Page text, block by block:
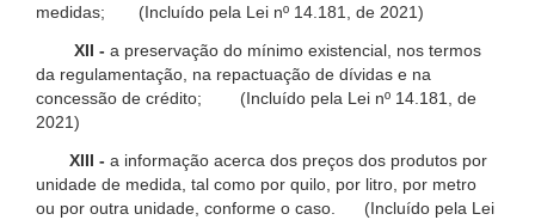
medidas; (Incluído pela Lei nº 14.181, de 2021)
XII - a preservação do mínimo existencial, nos termos
da regulamentação, na repactuação de dívidas e na
concessão de crédito; (Incluído pela Lei nº 14.181, de
2021)
XIII - a informação acerca dos preços dos produtos por
unidade de medida, tal como por quilo, por litro, por metro
ou por outra unidade, conforme o caso. (Incluído pela Lei